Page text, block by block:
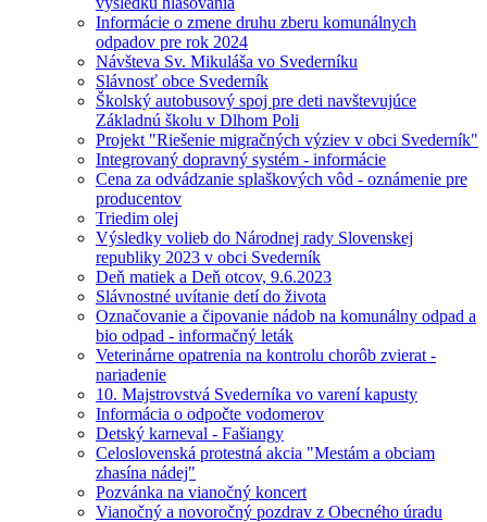
Informácie o zmene druhu zberu komunálnych
odpadov pre rok 2024
Návšteva Sv. Mikuláša vo Svederníku
Slávnosť obce Svederník
Školský autobusový spoj pre deti navštevujúce
Základnú školu v Dlhom Poli
Projekt "Riešenie migračných výziev v obci Svederník"
Integrovaný dopravný systém - informácie
Cena za odvádzanie splaškových vôd - oznámenie pre
producentov
Triedim olej
Výsledky volieb do Národnej rady Slovenskej
republiky 2023 v obci Svederník
Deň matiek a Deň otcov, 9.6.2023
Slávnostné uvítanie detí do života
Označovanie a čipovanie nádob na komunálny odpad a
bio odpad - informačný leták
Veterinárne opatrenia na kontrolu chorôb zvierat -
nariadenie
10. Majstrovstvá Svederníka vo varení kapusty
Informácia o odpočte vodomerov
Detský karneval - Fašiangy
Celoslovenská protestná akcia "Mestám a obciam
zhasína nádej"
Pozvánka na vianočný koncert
Vianočný a novoročný pozdrav z Obecného úradu